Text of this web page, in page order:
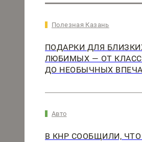
Полезная Казань
ПОДАРКИ ДЛЯ
ЛЮБИМЫХ — ОТ
ДО НЕОБЫЧНЫХ
Авто
В КНР СООБЩИЛИ, ЧТО